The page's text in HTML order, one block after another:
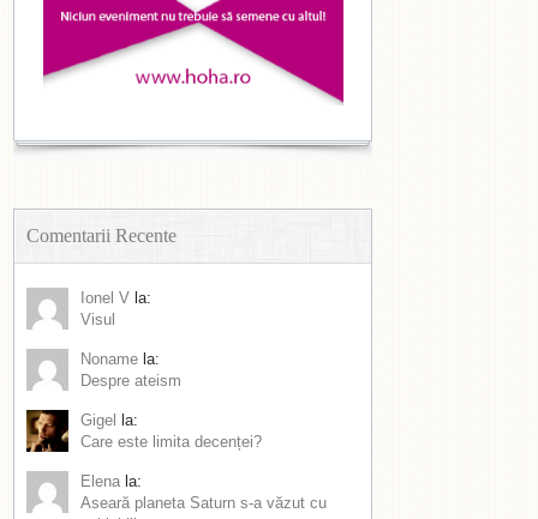
Comentarii Recente
Ionel V la:
Visul
Noname la:
Despre ateism
Gigel
la:
Care este limita decenței?
Elena la:
Aseară planeta Saturn s-a văzut cu